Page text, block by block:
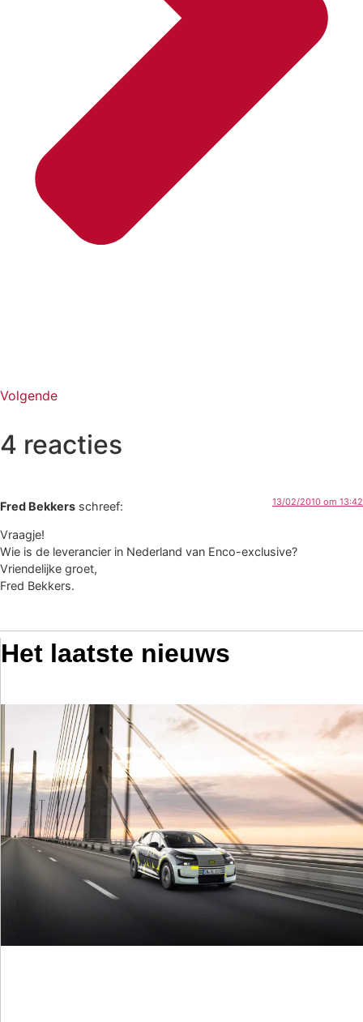
Volgende
4 reacties
Fred Bekkers schreef: 13/02/2010 om 13:42
Vraagje!
Wie is de leverancier in Nederland van Enco-exclusive?
Vriendelijke groet,
Fred Bekkers.
Het laatste nieuws